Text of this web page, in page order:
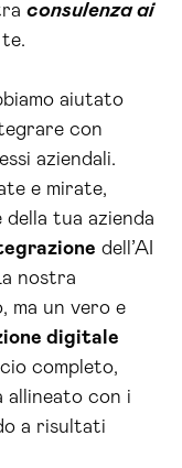
consulenza ai
aiutato
con
aziendali.
e mirate,
della tua azienda
dell’AI
nostra
ma un vero e
digitale
completo,
allineato con i
a risultati